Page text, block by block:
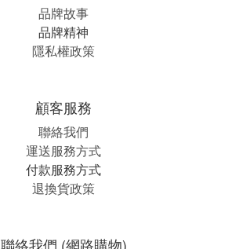
品牌故事
品牌精神
隱私權政策
顧客服務
聯絡我們
運送服務方式
付款服務方式
退換貨政策
聯絡我們 (網路購物)